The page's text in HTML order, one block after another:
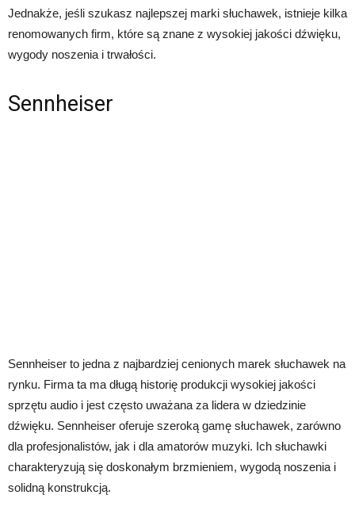
Jednakże, jeśli szukasz najlepszej marki słuchawek, istnieje kilka
renomowanych firm, które są znane z wysokiej jakości dźwięku,
wygody noszenia i trwałości.
Sennheiser
Sennheiser to jedna z najbardziej cenionych marek słuchawek na
rynku. Firma ta ma długą historię produkcji wysokiej jakości
sprzętu audio i jest często uważana za lidera w dziedzinie
dźwięku. Sennheiser oferuje szeroką gamę słuchawek, zarówno
dla profesjonalistów, jak i dla amatorów muzyki. Ich słuchawki
charakteryzują się doskonałym brzmieniem, wygodą noszenia i
solidną konstrukcją.